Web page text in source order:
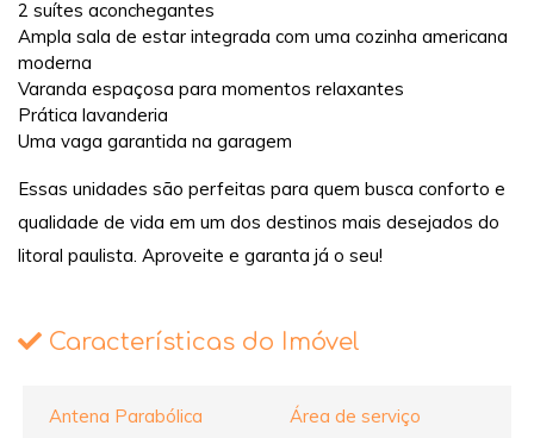
2 suítes aconchegantes
Ampla sala de estar integrada com uma cozinha americana
moderna
Varanda espaçosa para momentos relaxantes
Prática lavanderia
Uma vaga garantida na garagem
Essas unidades são perfeitas para quem busca conforto e
qualidade de vida em um dos destinos mais desejados do
litoral paulista. Aproveite e garanta já o seu!
Características do Imóvel
Antena Parabólica
Área de serviço